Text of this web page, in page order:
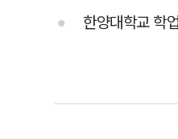
한양대학교 학